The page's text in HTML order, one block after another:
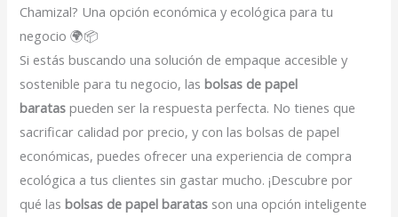
Chamizal? Una opción económica y ecológica para tu
negocio 🌍📦
Si estás buscando una solución de empaque accesible y
sostenible para tu negocio, lasbolsas de papel
baratas pueden ser la respuesta perfecta. No tienes que
sacrificar calidad por precio, y con las bolsas de papel
económicas, puedes ofrecer una experiencia de compra
ecológica a tus clientes sin gastar mucho. ¡Descubre por
qué lasbolsas de papel baratas son una opción inteligente